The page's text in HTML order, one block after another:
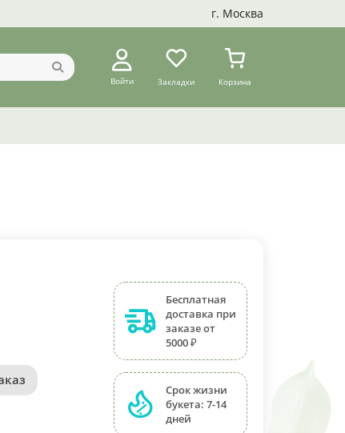
г. Москва
Войти Закладки Корзина
Бесплатная
доставка при
заказе от
5000 ₽
Срок жизни
букета: 7-14
дней